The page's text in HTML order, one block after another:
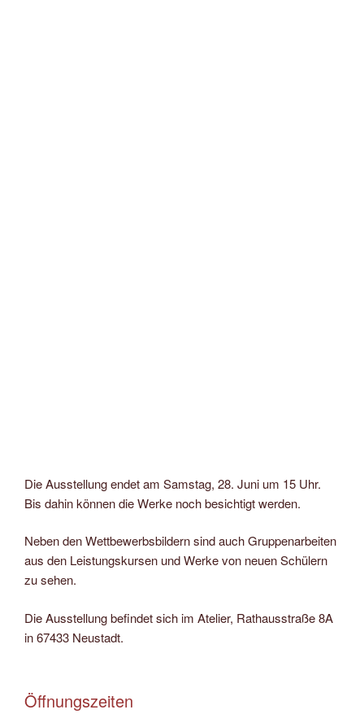
Die Ausstellung endet am Samstag, 28. Juni um 15 Uhr.
Bis dahin können die Werke noch besichtigt werden.
Neben den Wettbewerbsbildern sind auch Gruppenarbeiten
aus den Leistungskursen und Werke von neuen Schülern
zu sehen.
Die Ausstellung befindet sich im Atelier, Rathausstraße 8A
in 67433 Neustadt.
Öffnungszeiten